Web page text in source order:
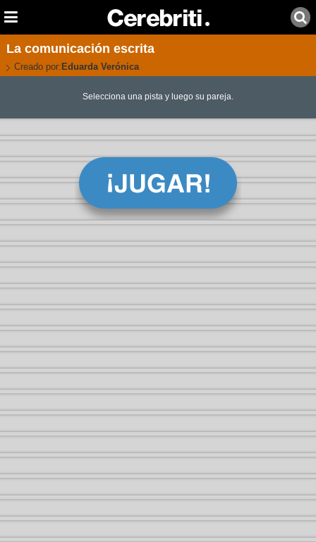
La comunicación escrita
Creado por: Eduarda Verónica
Selecciona una pista y luego su pareja.